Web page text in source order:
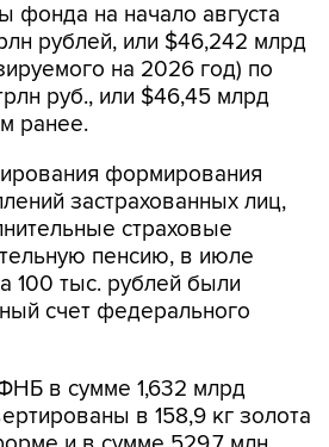
фонда на начало августа
рублей, или $46,242 млрд
на 2026 год) по
руб., или $46,45 млрд
ранее.
формирования
застрахованных лиц,
страховые
пенсию, в июле
100 тыс. рублей были
счет федерального
в сумме 1,632 млрд
в 158,9 кг золота